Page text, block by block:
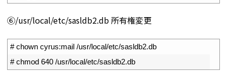
⑥/usr/local/etc/sasldb2.db 所有権変更
# chown cyrus:mail /usr/local/etc/sasldb2.db
# chmod 640 /usr/local/etc/sasldb2.db